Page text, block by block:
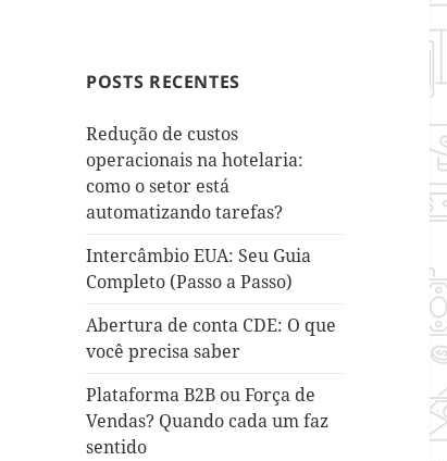
POSTS RECENTES
Redução de custos
operacionais na hotelaria:
como o setor está
automatizando tarefas?
Intercâmbio EUA: Seu Guia
Completo (Passo a Passo)
Abertura de conta CDE: O que
você precisa saber
Plataforma B2B ou Força de
Vendas? Quando cada um faz
sentido